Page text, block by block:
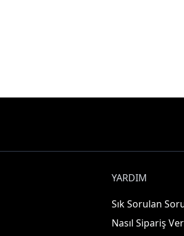
YARDIM
Sık Sorulan
Nasıl Sipariş